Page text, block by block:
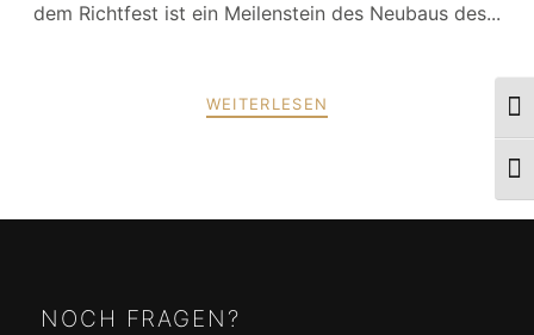
dem Richtfest ist ein Meilenstein des Neubaus des...
WEITERLESEN
NOCH FRAGEN?